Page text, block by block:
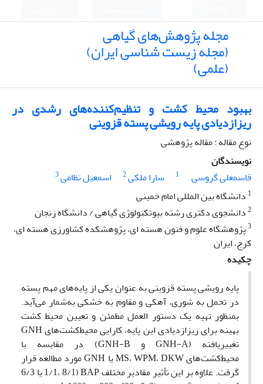
مجله پژوهش‌های گیاهی
(مجله زیست شناسی ایران)
(علمی)
بهبود محیط کشت و تنظیم‌کننده‌های رشدی در
ریزازدیادی پایه رویشی پسته قزوینی
نوع مقاله : مقاله پژوهشی
نویسندگان
قاسمعلی گروسی
1 سارا ملکی2 اسمعیل نظامی3
1 دانشگاه بین المللی امام خمینی
2دانشجوی دکتری رشته بیوتکنولوژی گیاهی / دانشگاه زنجان
3پژوهشگاه علوم و فنون هسته ای، پژوهشکده کشاورزی هسته ای،
کرج، ایران
چکیده
پایه‌‌ رویشی پسته قزوینی به عنوان یکی از پایه‌های مهم پسته
در تحمل به شوری، آهکی و مقاوم به خشکی به‌شمار می‌آید.
بمنظور تهیه یک دستور العمل مطمئن و تعیین محیط کشت
بهینه برای ریزازدیادی این پایه، کارایی محیط‌کشت‌های GNH
تغییریافته (GNH-A و GNH-B) در مقایسه با
محیط‌کشت‌های MS، WPM، DKW یا GNH مورد مطالعه قرار
گرفت. علاوه بر این تأثیر مقادیر مختلف BAP (1/1، 8/1 یا 6/3